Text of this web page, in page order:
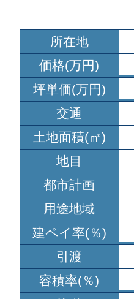
所在地
価格(万円)
坪単価(万円)
交通
土地面積(㎡)
地目
都市計画
用途地域
建ペイ率(％)
引渡
容積率(％)